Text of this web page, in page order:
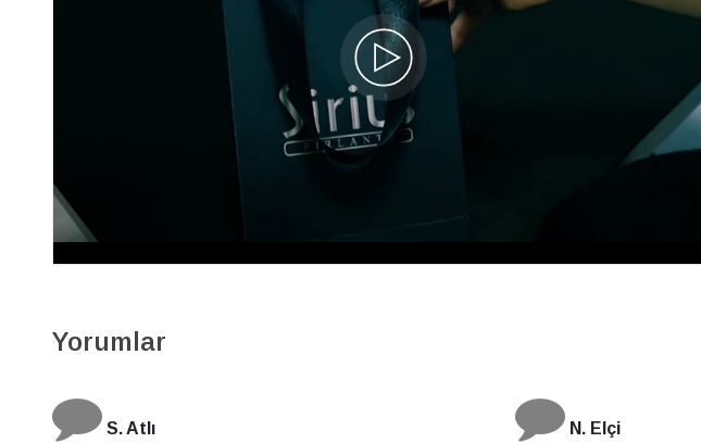
Sarı ve Beyaz Altın Lidya Alyans
60A0262E
Pırlanta Taşlı Sarı ve Beyaz Altın
68.840 TL
Yorumlar
N. Elçi İ. Bozkurt